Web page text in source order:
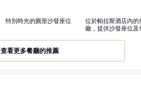
特別時光的圓形沙發座位
位於帕拉斯酒店內的
廳，提供沙發座位及
查看更多餐廳的推薦